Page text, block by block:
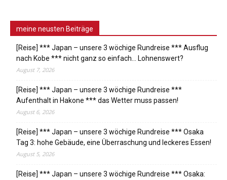
meine neusten Beiträge
[Reise] *** Japan – unsere 3 wöchige Rundreise *** Ausflug
nach Kobe *** nicht ganz so einfach… Lohnenswert?
August 7, 2026
[Reise] *** Japan – unsere 3 wöchige Rundreise ***
Aufenthalt in Hakone *** das Wetter muss passen!
August 6, 2026
[Reise] *** Japan – unsere 3 wöchige Rundreise *** Osaka
Tag 3: hohe Gebäude, eine Überraschung und leckeres Essen!
August 5, 2026
[Reise] *** Japan – unsere 3 wöchige Rundreise *** Osaka: